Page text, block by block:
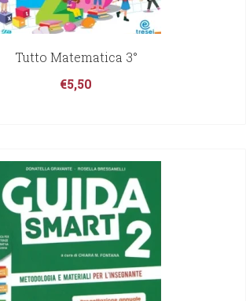
Tutto Matematica 3°
€5,50